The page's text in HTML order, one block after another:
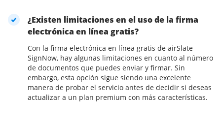
¿Existen limitaciones en el uso de la firma
electrónica en línea gratis?
Con la firma electrónica en línea gratis de airSlate
SignNow, hay algunas limitaciones en cuanto al número
de documentos que puedes enviar y firmar. Sin
embargo, esta opción sigue siendo una excelente
manera de probar el servicio antes de decidir si deseas
actualizar a un plan premium con más características.